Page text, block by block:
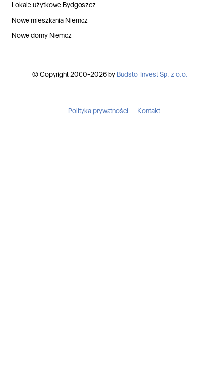
Lokale użytkowe Bydgoszcz
Nowe mieszkania Niemcz
Nowe domy Niemcz
© Copyright 2000-2026 by Budstol Invest Sp. z o.o.
Polityka prywatności Kontakt